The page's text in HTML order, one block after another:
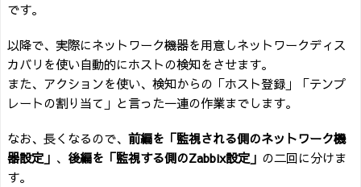
です。
以降で、実際にネットワーク機器を用意しネットワークディス
カバリを使い自動的にホストの検知をさせます。
また、アクションを使い、検知からの「ホスト登録」「テンプ
レートの割り当て」と言った一連の作業までします。
なお、長くなるので、 前編を「監視される側のネットワーク機
器設定」 、 後編を「監視する側のZabbix設定」 の二回に分けま
す。